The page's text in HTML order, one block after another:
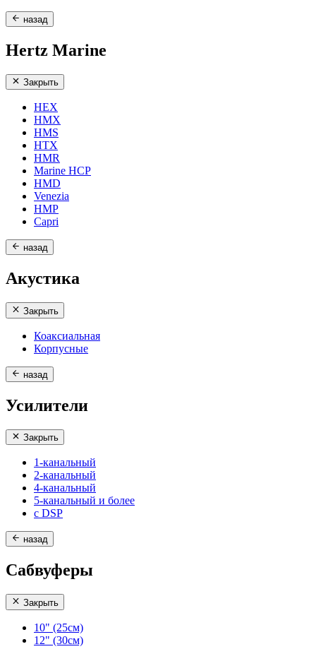
назад
Hertz Marine
Закрыть
HEX
HMX
HMS
HTX
HMR
Marine HCP
HMD
Venezia
HMP
Capri
назад
Акустика
Закрыть
Коаксиальная
Корпусные
назад
Усилители
Закрыть
1-канальный
2-канальный
4-канальный
5-канальный и более
с DSP
назад
Сабвуферы
Закрыть
10" (25см)
12" (30см)